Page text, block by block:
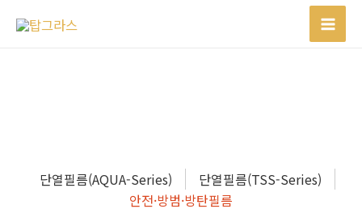
단열필름(AQUA-Series)
단열필름(TSS-Series)
안전·방범·방탄필름